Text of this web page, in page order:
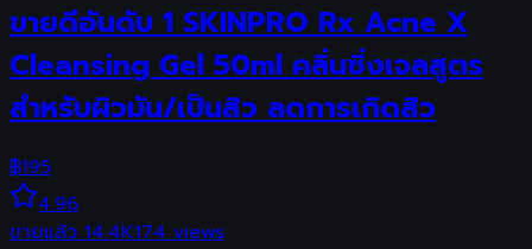
ขายดีอันดับ 1 SKINPRO Rx Acne X
Cleansing Gel 50ml คลิ่นซิ่งเจลสูตร
สำหรับผิวมัน/เป็นสิว ลดการเกิดสิว
฿195
4.96
ขายแล้ว14.4K174views